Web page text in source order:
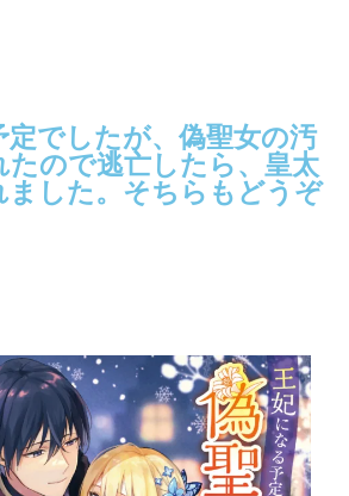
でしたが、偽聖女の汚
たので逃亡したら、皇太
ました。そちらもどうぞ